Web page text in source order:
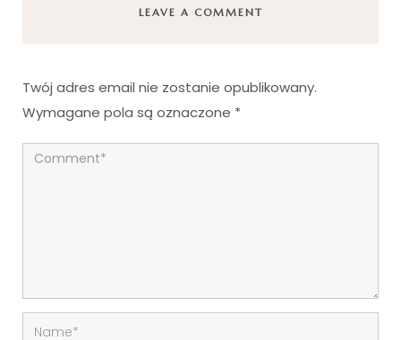
LEAVE A COMMENT
Twój adres email nie zostanie opublikowany.
Wymagane pola są oznaczone *